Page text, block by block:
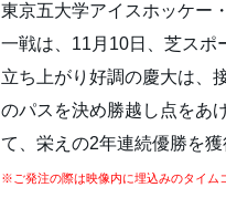
東京五大学アイスホッケー
一戦は、11月10日、芝スポ
立ち上がり好調の慶大は、
のパスを決め勝越し点をあ
て、栄えの2年連続優勝を
※ご発注の際は映像内に埋込みのタイム